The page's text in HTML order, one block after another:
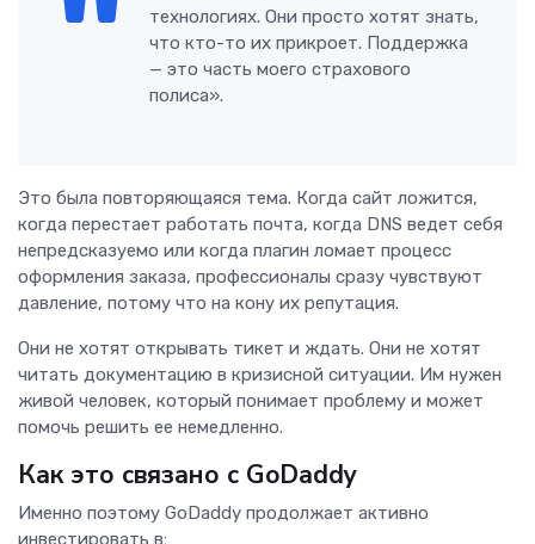
технологиях. Они просто хотят знать,
что кто-то их прикроет. Поддержка
— это часть моего страхового
полиса».
Это была повторяющаяся тема. Когда сайт ложится,
когда перестает работать почта, когда DNS ведет себя
непредсказуемо или когда плагин ломает процесс
оформления заказа, профессионалы сразу чувствуют
давление, потому что на кону их репутация.
Они не хотят открывать тикет и ждать. Они не хотят
читать документацию в кризисной ситуации. Им нужен
живой человек, который понимает проблему и может
помочь решить ее немедленно.
Как это связано с GoDaddy
Именно поэтому GoDaddy продолжает активно